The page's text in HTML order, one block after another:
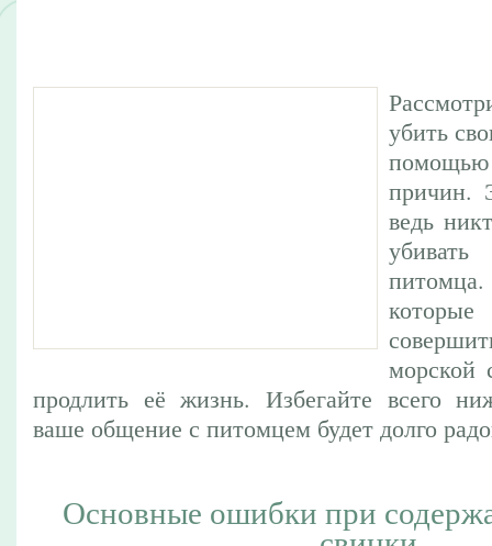
убить
причин.
ведь
морской
продлить её жизнь. Избегайте всего
ваше общение с питомцем будет долго
Основные ошибки при